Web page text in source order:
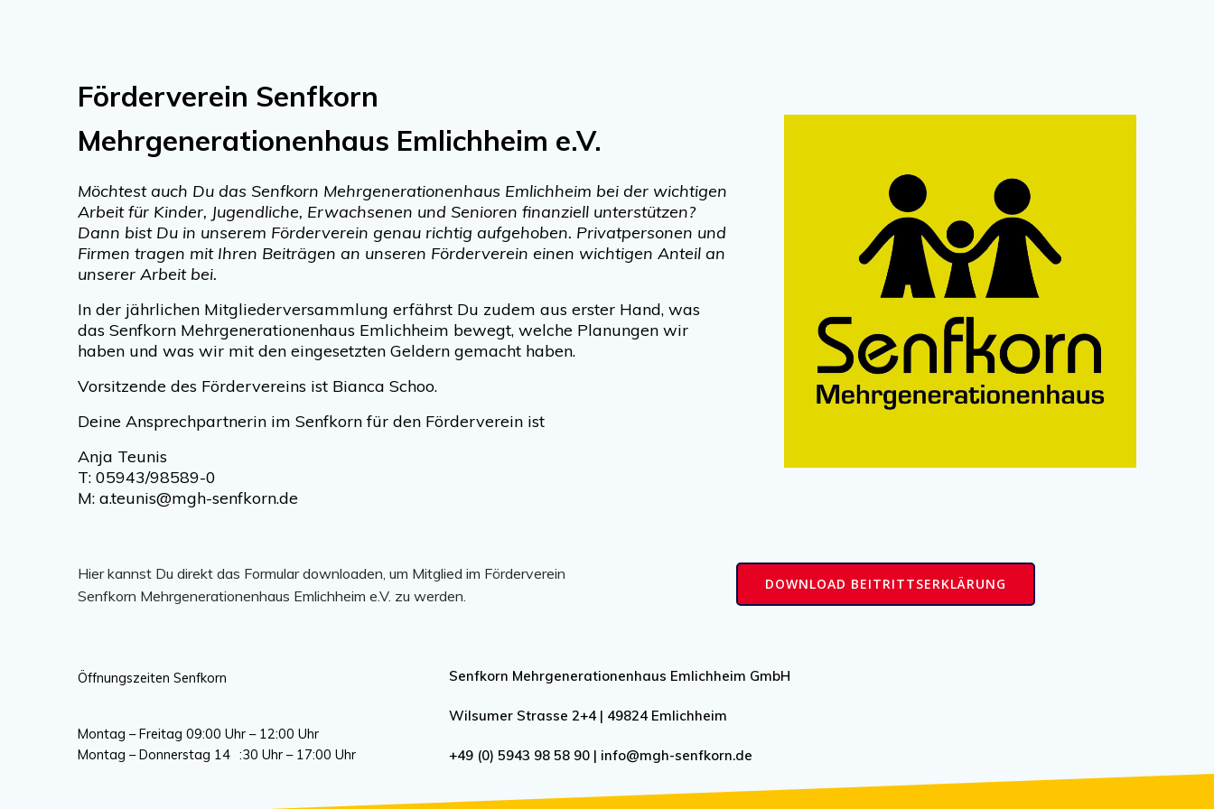
Förderverein Senfkorn
Mehrgenerationenhaus Emlichheim e.V.
Möchtest auch Du das Senfkorn Mehrgenerationenhaus Emlichheim bei der wichtigen
Arbeit für Kinder, Jugendliche, Erwachsenen und Senioren finanziell unterstützen?
Dann bist Du in unserem Förderverein genau richtig aufgehoben. Privatpersonen und
Firmen tragen mit Ihren Beiträgen an unseren Förderverein einen wichtigen Anteil an
unserer Arbeit bei.
In der jährlichen Mitgliederversammlung erfährst Du zudem aus erster Hand, was
das Senfkorn Mehrgenerationenhaus Emlichheim bewegt, welche Planungen wir
haben und was wir mit den eingesetzten Geldern gemacht haben.
Vorsitzende des Fördervereins ist Bianca Schoo.
Deine Ansprechpartnerin im Senfkorn für den Förderverein ist
Anja Teunis
T: 05943/98589-0
M: a.teunis@mgh-senfkorn.de
Hier kannst Du direkt das Formular downloaden, um Mitglied im Förderverein
Senfkorn Mehrgenerationenhaus Emlichheim e.V. zu werden.
DOWNLOAD BEITRITTSERKLÄRUNG
Öffnungszeiten Senfkorn
Montag – Freitag 09:00 Uhr – 12:00 Uhr
Montag – Donnerstag 14 :30 Uhr – 17:00 Uhr
Senfkorn Mehrgenerationenhaus Emlichheim GmbH
Wilsumer Strasse 2+4 | 49824 Emlichheim
+49 (0) 5943 98 58 90 | info@mgh-senfkorn.de